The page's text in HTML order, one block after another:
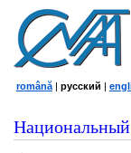
română | русский |